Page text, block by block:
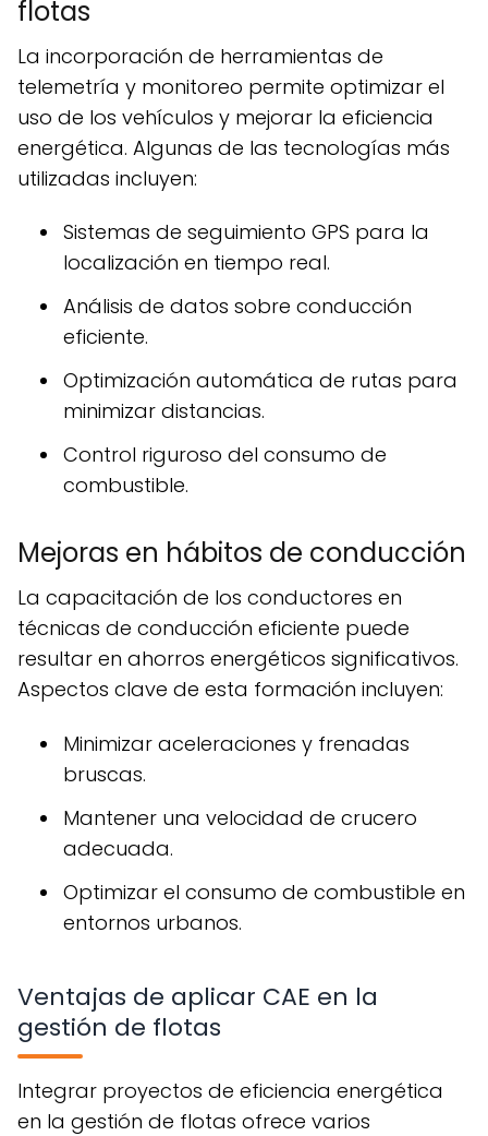
flotas
La incorporación de herramientas de
telemetría y monitoreo permite optimizar el
uso de los vehículos y mejorar la eficiencia
energética. Algunas de las tecnologías más
utilizadas incluyen:
Sistemas de seguimiento GPS para la
localización en tiempo real.
Análisis de datos sobre conducción
eficiente.
Optimización automática de rutas para
minimizar distancias.
Control riguroso del consumo de
combustible.
Mejoras en hábitos de conducción
La capacitación de los conductores en
técnicas de conducción eficiente puede
resultar en ahorros energéticos significativos.
Aspectos clave de esta formación incluyen:
Minimizar aceleraciones y frenadas
bruscas.
Mantener una velocidad de crucero
adecuada.
Optimizar el consumo de combustible en
entornos urbanos.
Ventajas de aplicar CAE en la
gestión de flotas
Integrar proyectos de eficiencia energética
en la gestión de flotas ofrece varios